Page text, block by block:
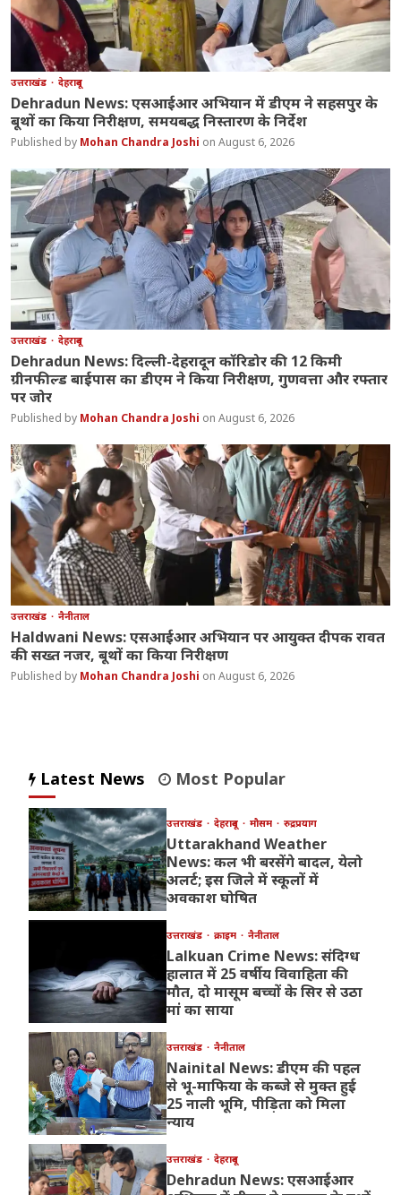
उत्तराखंड देहरादून
Dehradun News: एसआईआर अभियान में डीएम ने सहसपुर के
बूथों का किया निरीक्षण, समयबद्ध निस्तारण के निर्देश
Mohan Chandra Joshi August 6, 2026
उत्तराखंड देहरादून
Dehradun News: दिल्ली-देहरादून कॉरिडोर की 12 किमी
ग्रीनफील्ड बाईपास का डीएम ने किया निरीक्षण, गुणवत्ता और रफ्तार
पर जोर
Mohan Chandra Joshi August 6, 2026
उत्तराखंड नैनीताल
Haldwani News: एसआईआर अभियान पर आयुक्त दीपक रावत
की सख्त नजर, बूथों का किया निरीक्षण
Mohan Chandra Joshi August 6, 2026
Latest News Most Popular
उत्तराखंड देहरादून मौसम रुद्रप्रयाग
Uttarakhand Weather
News: कल भी बरसेंगे बादल, येलो
अलर्ट; इस जिले में स्कूलों में
अवकाश घोषित
उत्तराखंड क्राइम नैनीताल
Lalkuan Crime News: संदिग्ध
हालात में 25 वर्षीय विवाहिता की
मौत, दो मासूम बच्चों के सिर से उठा
मां का साया
उत्तराखंड नैनीताल
Nainital News: डीएम की पहल
से भू-माफिया के कब्जे से मुक्त हुई
25 नाली भूमि, पीड़िता को मिला
न्याय
उत्तराखंड देहरादून
Dehradun News: एसआईआर